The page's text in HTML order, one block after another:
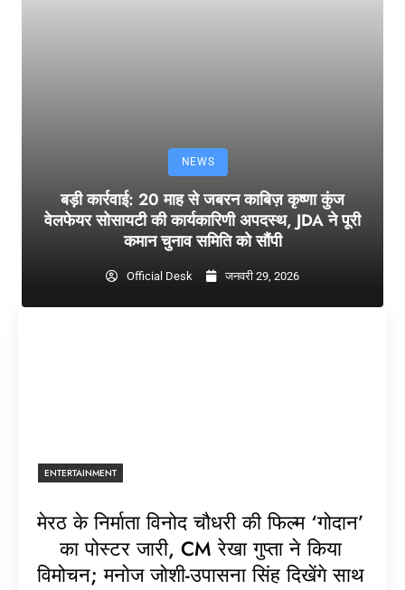
NEWS
बड़ी कार्रवाई: 20 माह से जबरन काबिज़ कृष्णा कुंज
वेलफेयर सोसायटी की कार्यकारिणी अपदस्थ, JDA ने पूरी
कमान चुनाव समिति को सौंपी
Official Desk जनवरी 29, 2026
ENTERTAINMENT
मेरठ के निर्माता विनोद चौधरी की फिल्म ‘गोदान’
का पोस्टर जारी, CM रेखा गुप्ता ने किया
विमोचन; मनोज जोशी-उपासना सिंह दिखेंगे साथ